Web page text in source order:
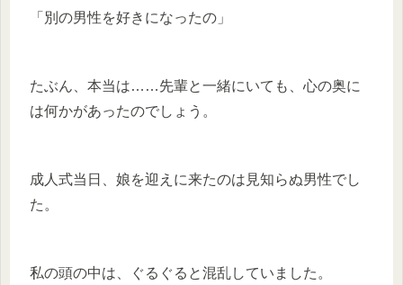
「別の男性を好きになったの」
たぶん、本当は……先輩と一緒にいても、心の奥に
は何かがあったのでしょう。
成人式当日、娘を迎えに来たのは見知らぬ男性でし
た。
私の頭の中は、ぐるぐると混乱していました。